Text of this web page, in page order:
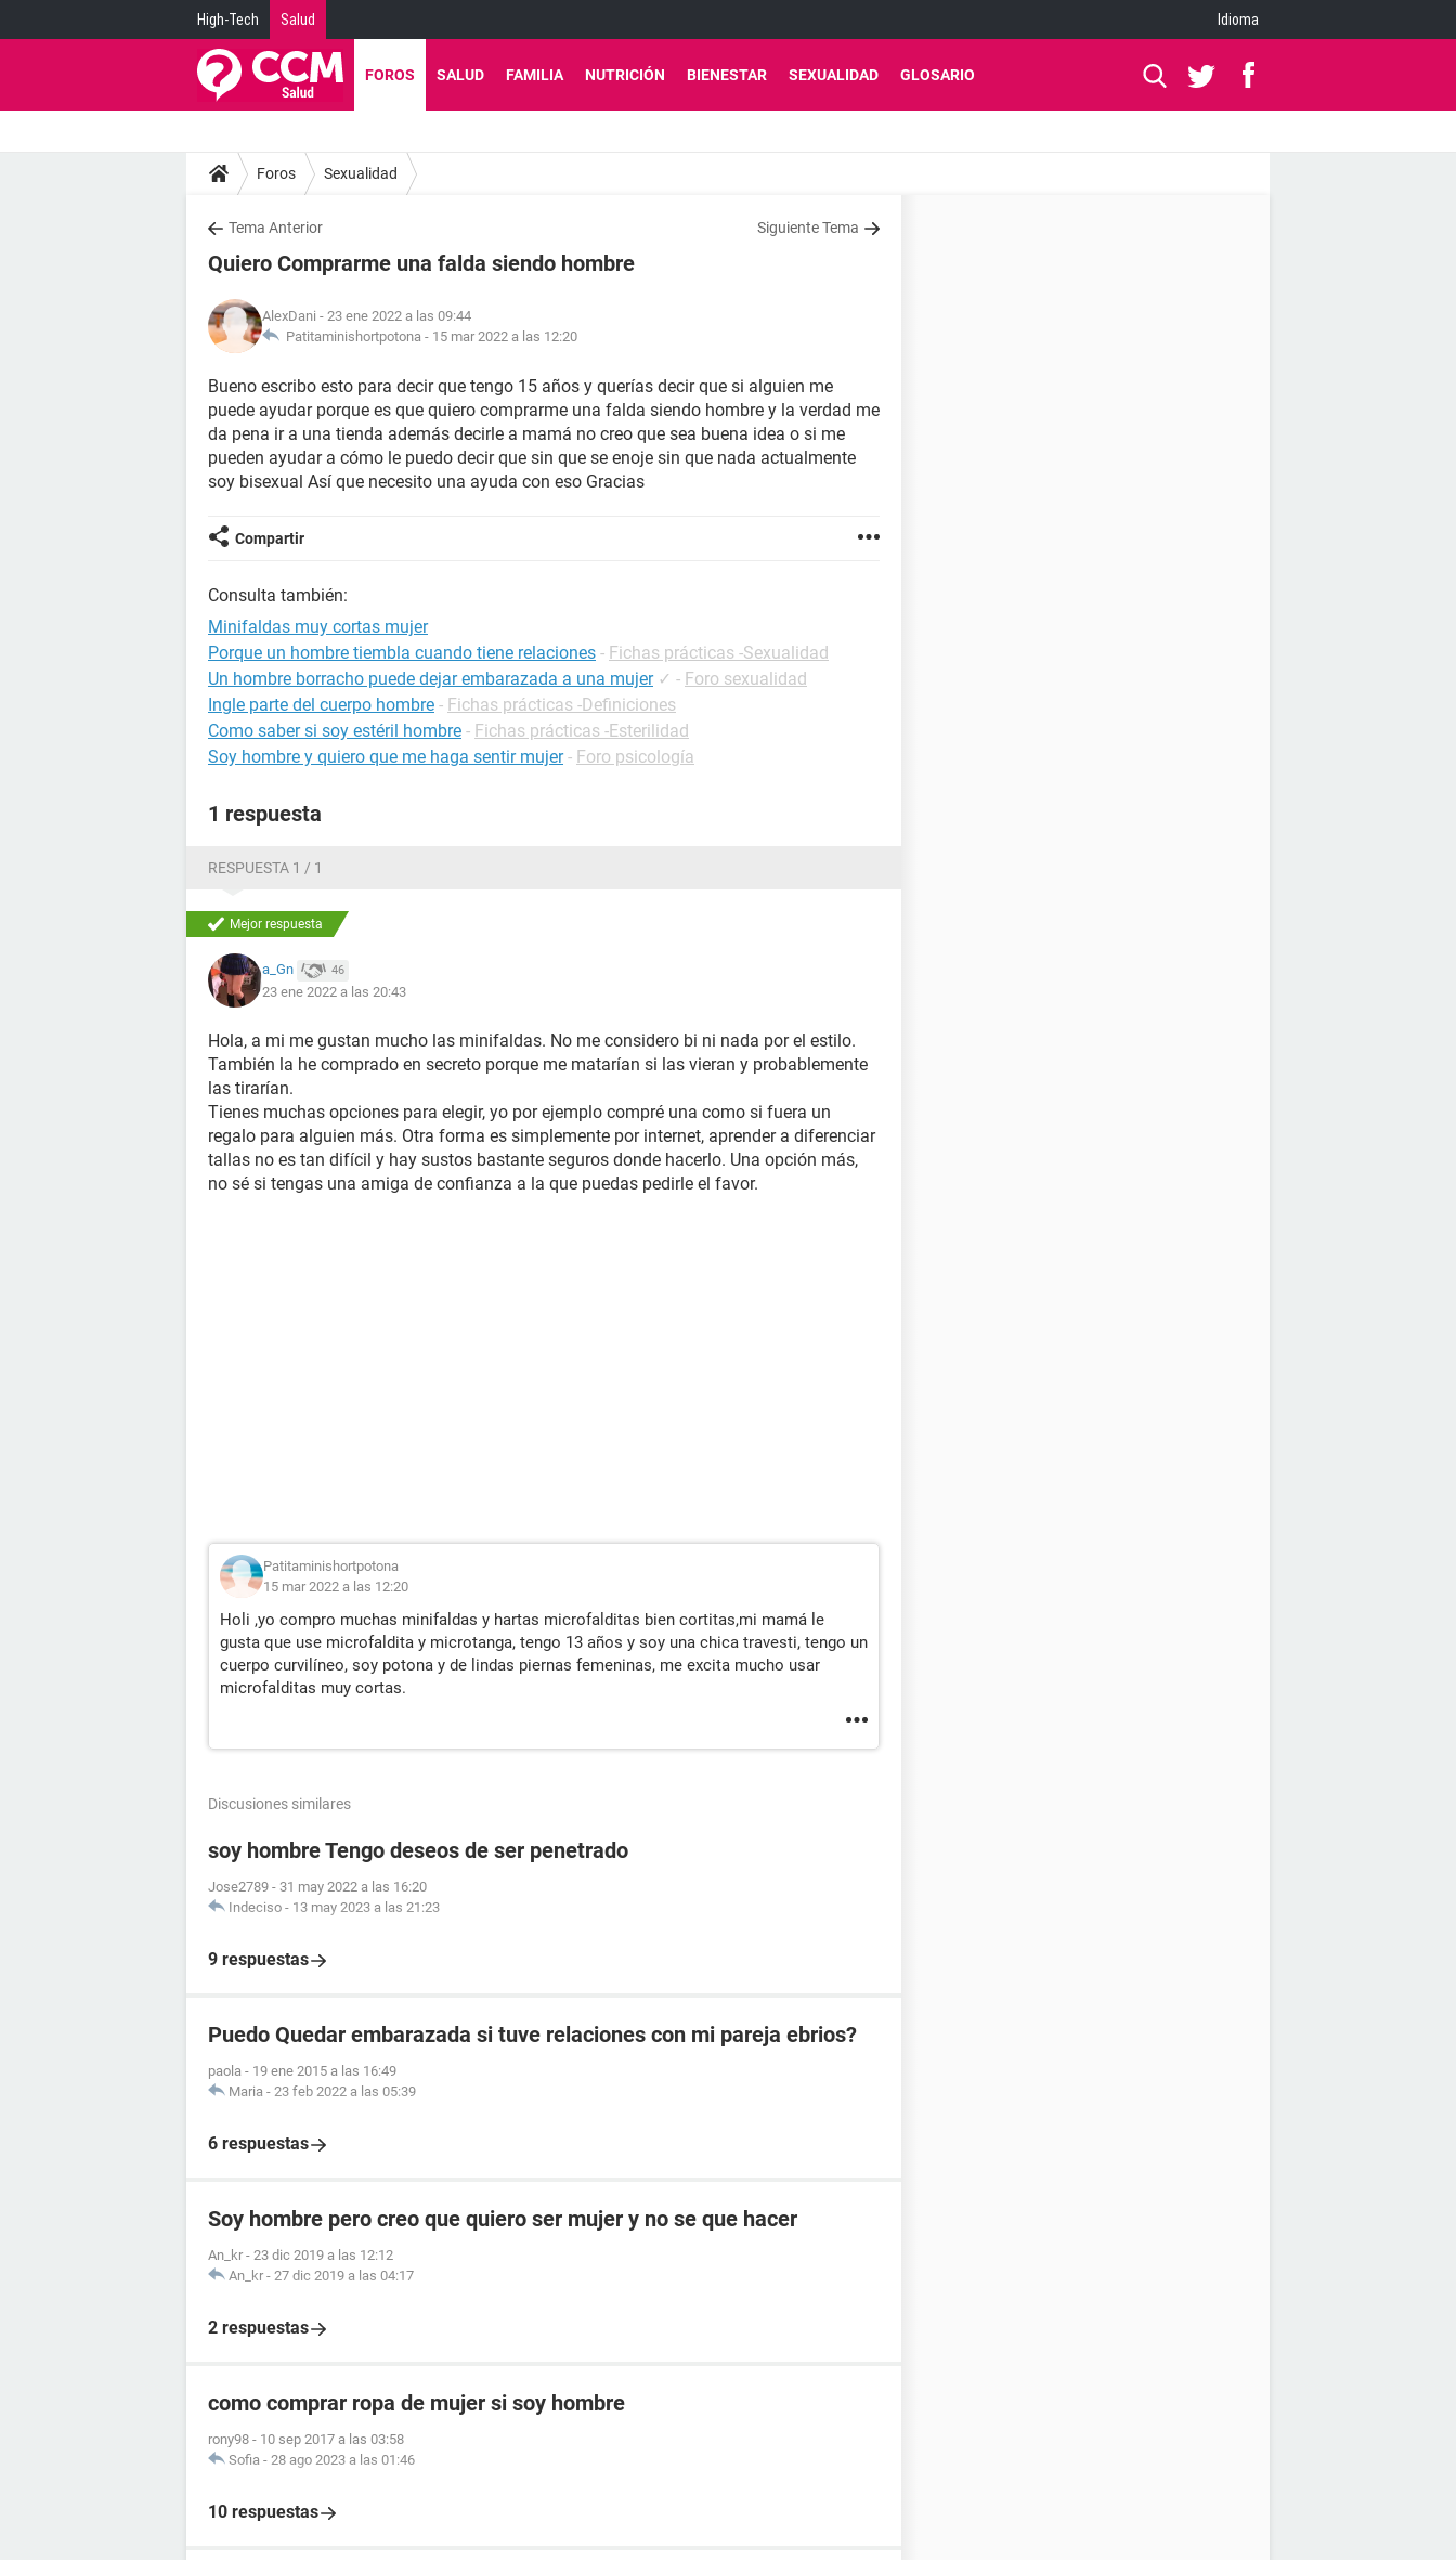
High-Tech Salud Idioma
FOROS SALUD FAMILIA NUTRICIÓN BIENESTAR SEXUALIDAD GLOSARIO
Foros Sexualidad
Tema Anterior Siguiente Tema
Quiero Comprarme una falda siendo hombre
AlexDani - 23 ene 2022 a las 09:44
Patitaminishortpotona - 15 mar 2022 a las 12:20
Bueno escribo esto para decir que tengo 15 años y querías decir que si alguien me
puede ayudar porque es que quiero comprarme una falda siendo hombre y la verdad me
da pena ir a una tienda además decirle a mamá no creo que sea buena idea o si me
pueden ayudar a cómo le puedo decir que sin que se enoje sin que nada actualmente
soy bisexual Así que necesito una ayuda con eso Gracias
Compartir
Consulta también:
Minifaldas muy cortas mujer
Porque un hombre tiembla cuando tiene relaciones - Fichas prácticas -Sexualidad
Un hombre borracho puede dejar embarazada a una mujer ✓ - Foro sexualidad
Ingle parte del cuerpo hombre - Fichas prácticas -Definiciones
Como saber si soy estéril hombre - Fichas prácticas -Esterilidad
Soy hombre y quiero que me haga sentir mujer - Foro psicología
1 respuesta
RESPUESTA 1 / 1
Mejor respuesta
a_Gn 46
23 ene 2022 a las 20:43
Hola, a mi me gustan mucho las minifaldas. No me considero bi ni nada por el estilo.
También la he comprado en secreto porque me matarían si las vieran y probablemente
las tirarían.
Tienes muchas opciones para elegir, yo por ejemplo compré una como si fuera un
regalo para alguien más. Otra forma es simplemente por internet, aprender a diferenciar
tallas no es tan difícil y hay sustos bastante seguros donde hacerlo. Una opción más,
no sé si tengas una amiga de confianza a la que puedas pedirle el favor.
Patitaminishortpotona
15 mar 2022 a las 12:20
Holi ,yo compro muchas minifaldas y hartas microfalditas bien cortitas,mi mamá le
gusta que use microfaldita y microtanga, tengo 13 años y soy una chica travesti, tengo un
cuerpo curvilíneo, soy potona y de lindas piernas femeninas, me excita mucho usar
microfalditas muy cortas.
Discusiones similares
soy hombre Tengo deseos de ser penetrado
Jose2789 - 31 may 2022 a las 16:20
Indeciso - 13 may 2023 a las 21:23
9 respuestas
Puedo Quedar embarazada si tuve relaciones con mi pareja ebrios?
paola - 19 ene 2015 a las 16:49
Maria - 23 feb 2022 a las 05:39
6 respuestas
Soy hombre pero creo que quiero ser mujer y no se que hacer
An_kr - 23 dic 2019 a las 12:12
An_kr - 27 dic 2019 a las 04:17
2 respuestas
como comprar ropa de mujer si soy hombre
rony98 - 10 sep 2017 a las 03:58
Sofia - 28 ago 2023 a las 01:46
10 respuestas